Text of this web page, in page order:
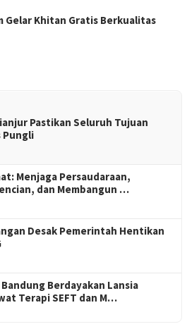
Gelar Khitan Gratis Berkualitas
Pastikan Seluruh Tujuan
Pungli
Menjaga Persaudaraan,
dan Membangun …
Desak Pemerintah Hentikan
Bandung Berdayakan Lansia
Terapi SEFT dan M…